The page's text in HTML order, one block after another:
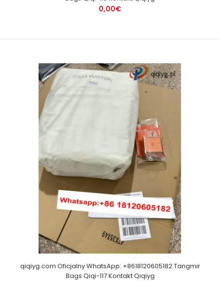
0,00€
qiqiyg.com Oficjalny WhatsApp: +8618120605182 Tangmir
Bags Qiqi-117 Kontakt Qiqiyg